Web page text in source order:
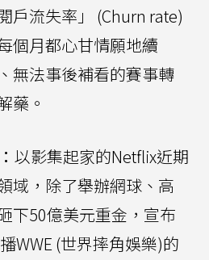
戶流失率」 (Churn rate)
個月都心甘情願地續
無法事後補看的賽事轉
藥。
以影集起家的Netflix近期
域，除了舉辦網球、高
下50億美元重金，宣布
WWE (世界摔角娛樂)的